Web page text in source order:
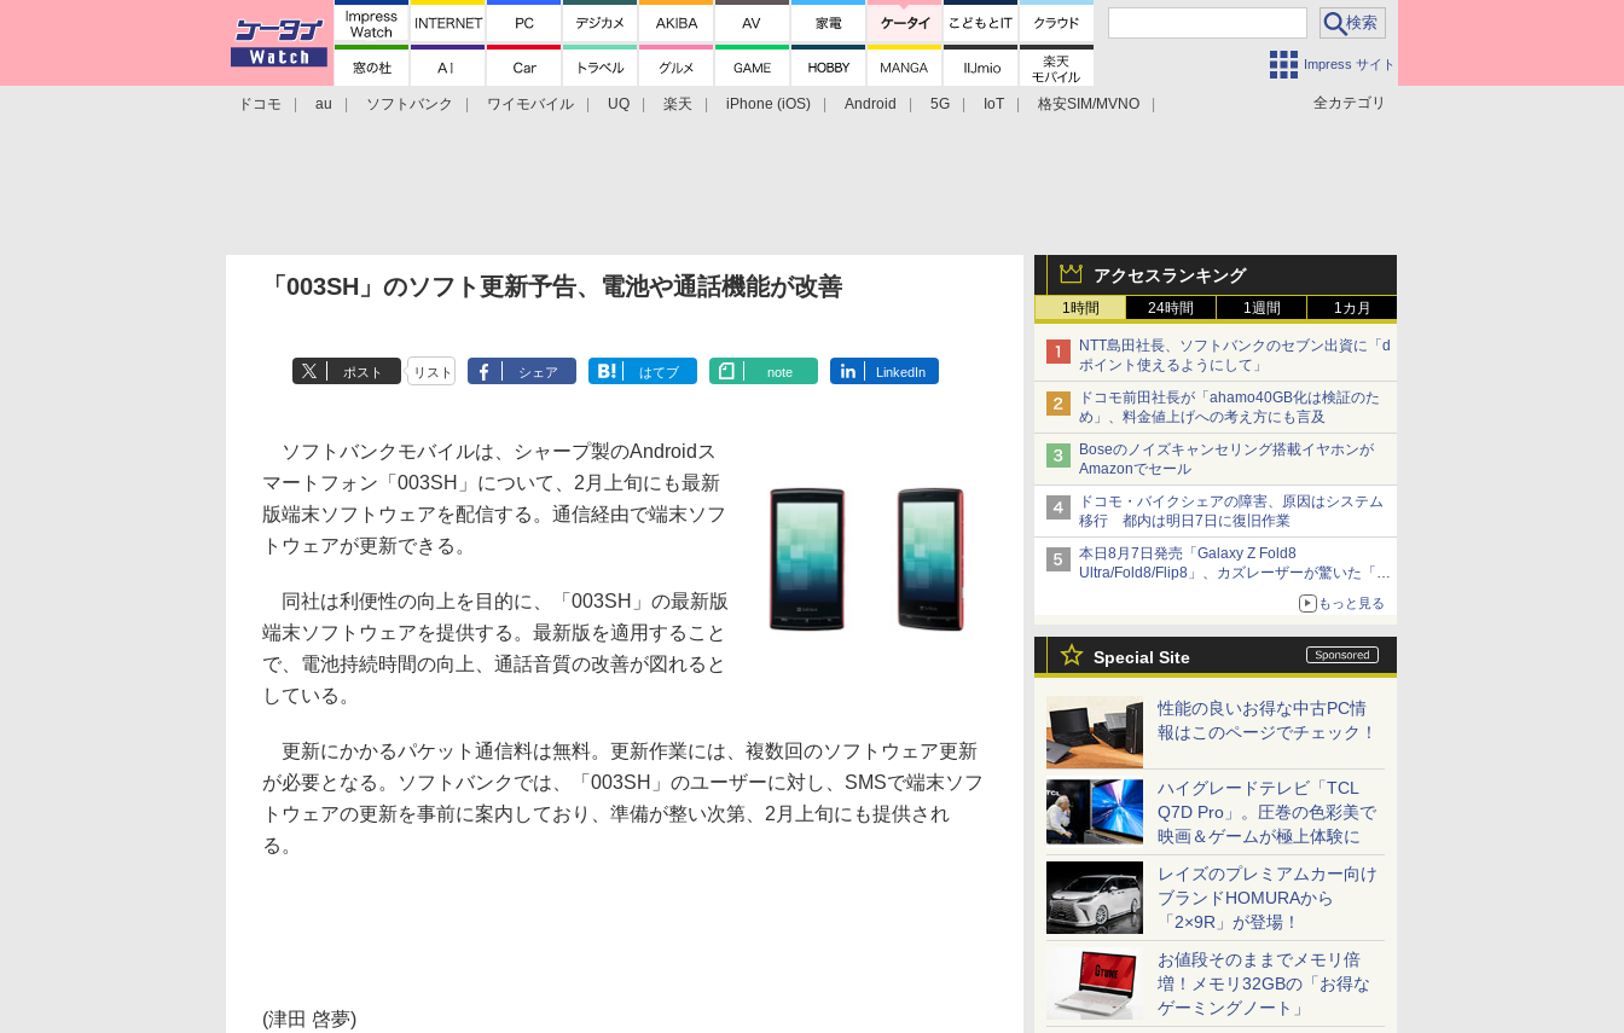
Impress サイト
全カテゴリ
ドコモ au ソフトバンク ワイモバイル UQ 楽天 iPhone (iOS) Android 5G IoT
格安SIM/MVNO
アクセスランキング
1時間 24時間 1週間 1カ月
NTT島田社長、ソフトバンクのセブン出資に「d
ポイント使えるようにして」
ドコモ前田社長が「ahamo40GB化は検証のた
め」、料金値上げへの考え方にも言及
Boseのノイズキャンセリング搭載イヤホンが
Amazonでセール
ドコモ・バイクシェアの障害、原因はシステム
移行 都内は明日7日に復旧作業
本日8月7日発売「Galaxy Z Fold8
Ultra/Fold8/Flip8」、カズレーザーが驚いた「そ
もっと見る
Special Site
性能の良いお得な中古PC情
報はこのページでチェック！
ハイグレードテレビ「TCL
Q7D Pro」。圧巻の色彩美で
映画＆ゲームが極上体験に
レイズのプレミアムカー向け
ブランドHOMURAから
「2×9R」が登場！
お値段そのままでメモリ倍
増！メモリ32GBの「お得な
ゲーミングノート」
「003SH」のソフト更新予告、電池や通話機能が改善
ポスト リスト シェア はてブ note LinkedIn
ソフトバンクモバイルは、シャープ製のAndroidス
マートフォン「003SH」について、2月上旬にも最新
版端末ソフトウェアを配信する。通信経由で端末ソフ
トウェアが更新できる。
同社は利便性の向上を目的に、「003SH」の最新版
端末ソフトウェアを提供する。最新版を適用すること
で、電池持続時間の向上、通話音質の改善が図れると
している。
更新にかかるパケット通信料は無料。更新作業には、複数回のソフトウェア更新
が必要となる。ソフトバンクでは、「003SH」のユーザーに対し、SMSで端末ソフ
トウェアの更新を事前に案内しており、準備が整い次第、2月上旬にも提供され
る。
(津田 啓夢)